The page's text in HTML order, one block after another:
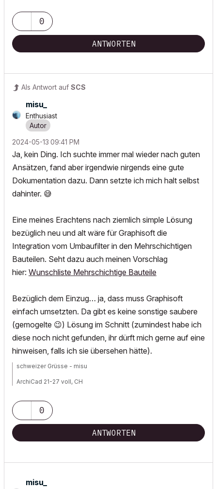
0
ANTWORTEN
Als Antwort auf SCS
misu_
Enthusiast
‎2024-05-13 09:41 PM
Ja, kein Ding. Ich suchte immer mal wieder nach guten
Ansätzen, fand aber irgendwie nirgends eine gute
Dokumentation dazu. Dann setzte ich mich halt selbst
dahinter. 😅
Eine meines Erachtens nach ziemlich simple Lösung
bezüglich neu und alt wäre für Graphisoft die
Integration vom Umbaufilter in den Mehrschichtigen
Bauteilen. Seht dazu auch meinen Vorschlag
hier: Wunschliste Mehrschichtige Bauteile
Bezüglich dem Einzug… ja, dass muss Graphisoft
einfach umsetzten. Da gibt es keine sonstige saubere
(gemogelte 😉) Lösung im Schnitt (zumindest habe ich
diese noch nicht gefunden, ihr dürft mich gerne auf eine
hinweisen, falls ich sie übersehen hätte).
schweizer Grüsse - misu
ArchiCad 21-27 voll, CH
0
ANTWORTEN
misu_